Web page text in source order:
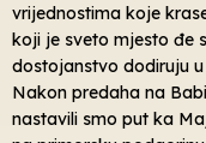
vrijednostima koje
koji je sveto mjesto đe
dostojanstvo dodiruju u
Nakon predaha na
nastavili smo put ka